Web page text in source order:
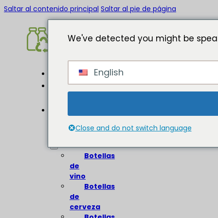
Saltar al contenido principal Saltar al pie de página
Acerca
vidrio
Botellas
de
vino
Botellas
de
cerveza
We've detected you might be
English
Close and do not switch language